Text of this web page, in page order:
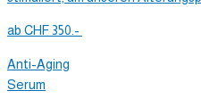
ab CHF 350.-
Anti-Aging
Serum